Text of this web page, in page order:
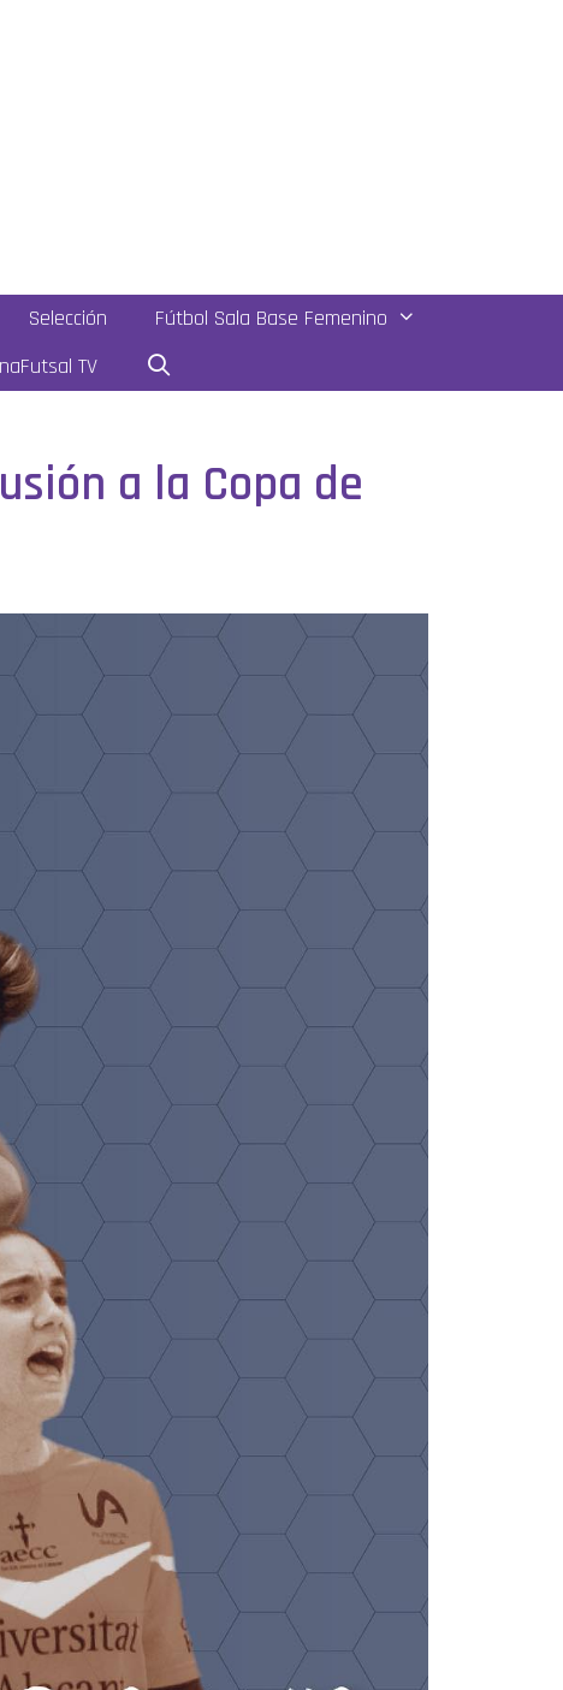
Selección
Fútbol Sala Base Femenino
TV
a la Copa de